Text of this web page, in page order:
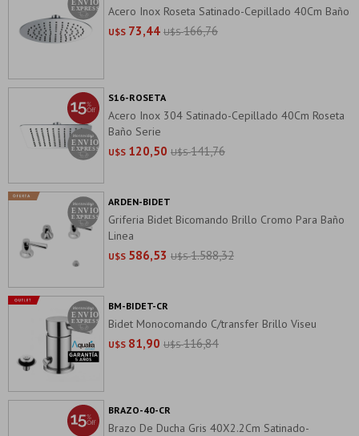
Acero Inox Roseta Satinado-Cepillado 40Cm Baño
U$S 73,44 U$S 166,76
Acero Inox 304 Satinado-Cepillado 40Cm Roseta
Baño Serie
U$S 120,50 U$S 141,76
S16-ROSETA
Griferia Bidet Bicomando Brillo Cromo Para Baño
Linea
U$S 586,53 U$S 1.588,32
ARDEN-BIDET
Bidet Monocomando C/transfer Brillo Viseu
U$S 81,90 U$S 116,84
BM-BIDET-CR
Brazo De Ducha Gris 40X2.2Cm Satinado-
BRAZO-40-CR